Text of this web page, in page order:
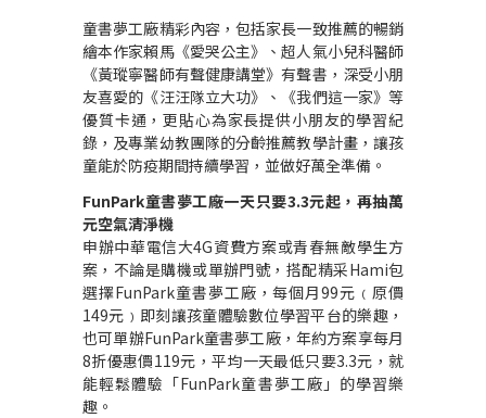
童書夢工廠精彩內容，包括家長一致推薦的暢銷
繪本作家賴馬《愛哭公主》、超人氣小兒科醫師
《黃瑽寧醫師有聲健康講堂》有聲書，深受小朋
友喜愛的《汪汪隊立大功》、《我們這一家》等
優質卡通，更貼心為家長提供小朋友的學習紀
錄，及專業幼教團隊的分齡推薦教學計畫，讓孩
童能於防疫期間持續學習，並做好萬全準備。
FunPark童書夢工廠一天只要3.3元起，再抽萬
元空氣清淨機
申辦中華電信大4G資費方案或青春無敵學生方
案，不論是購機或單辦門號，搭配精采Hami包
選擇FunPark童書夢工廠，每個月99元﹙原價
149元﹚即刻讓孩童體驗數位學習平台的樂趣，
也可單辦FunPark童書夢工廠，年約方案享每月
8折優惠價119元，平均一天最低只要3.3元，就
能輕鬆體驗「FunPark童書夢工廠」的學習樂
趣。